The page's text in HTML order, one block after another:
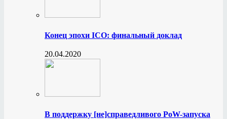
Конец эпохи ICO: финальный доклад
20.04.2020
В поддержку [не]справедливого PoW-запуска